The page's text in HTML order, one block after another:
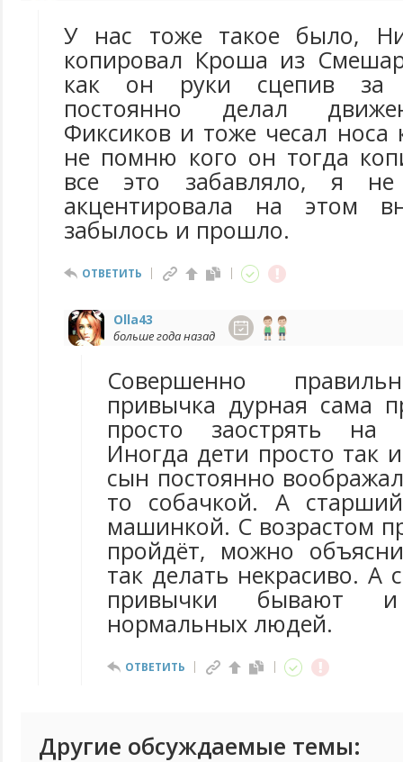
У нас тоже такое было,
копировал Кроша из
как он руки сцепив за
постоянно делал
Фиксиков и тоже чесал носа
не помню кого он тогда
все это забавляло, я не
акцентировала на этом
забылось и прошло.
ОТВЕТИТЬ
Olla43
больше года назад
Совершенно
привычка дурная сама
просто заострять
Иногда дети просто так
сын постоянно
то собачкой. А
машинкой. С возрастом
пройдёт, можно
так делать некрасиво.
привычки бывают
нормальных людей.
ОТВЕТИТЬ
Другие обсуждаемые темы: